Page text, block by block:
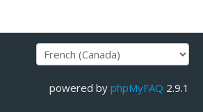
powered by phpMyFAQ 2.9.1